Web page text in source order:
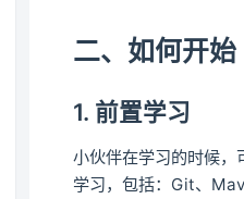
二、如何开始
1. 前置学习
小伙伴在学习的时候，
学习，包括：Git、